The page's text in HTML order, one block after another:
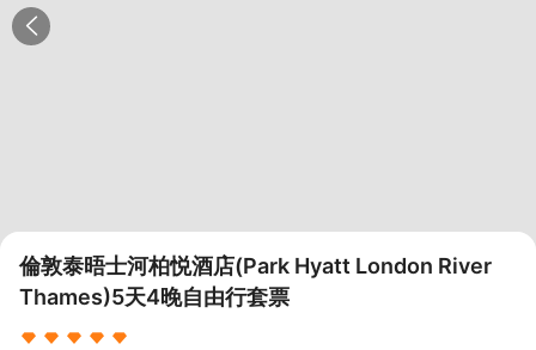
倫敦泰晤士河柏悦酒店(Park Hyatt London River
Thames)5天4晚自由行套票